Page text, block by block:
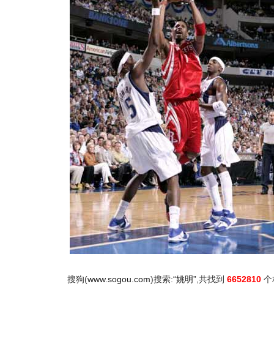
搜狗(www.sogou.com)搜索:“姚明”,共找到 6652810 个